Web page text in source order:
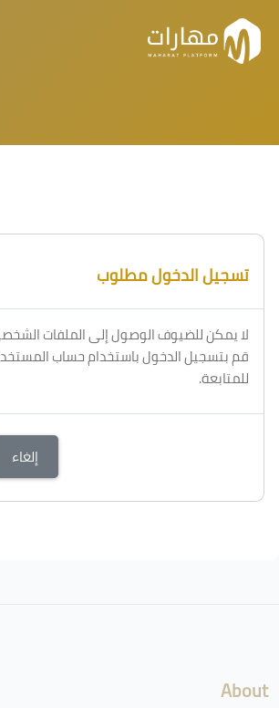
تسجيل الدخول مطلوب
لا يمكن للضيوف الوصول إلى الملفات
قم بتسجيل الدخول باستخدام حساب
للمتابعة.
إلغاء
About